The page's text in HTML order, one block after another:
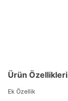
Ürün Özellikleri
Ek Özellik